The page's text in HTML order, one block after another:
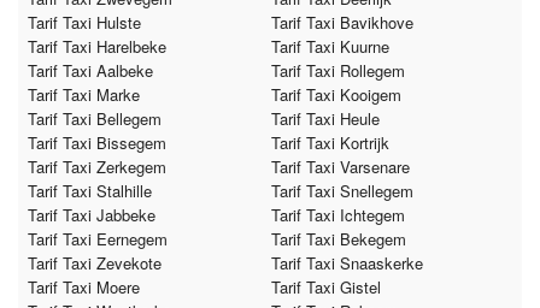
Tarif Taxi Hulste
Tarif Taxi Bavikhove
Tarif Taxi Harelbeke
Tarif Taxi Kuurne
Tarif Taxi Aalbeke
Tarif Taxi Rollegem
Tarif Taxi Marke
Tarif Taxi Kooigem
Tarif Taxi Bellegem
Tarif Taxi Heule
Tarif Taxi Bissegem
Tarif Taxi Kortrijk
Tarif Taxi Zerkegem
Tarif Taxi Varsenare
Tarif Taxi Stalhille
Tarif Taxi Snellegem
Tarif Taxi Jabbeke
Tarif Taxi Ichtegem
Tarif Taxi Eernegem
Tarif Taxi Bekegem
Tarif Taxi Zevekote
Tarif Taxi Snaaskerke
Tarif Taxi Moere
Tarif Taxi Gistel